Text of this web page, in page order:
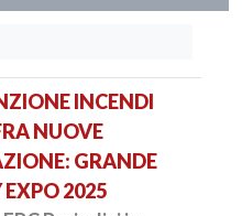
INCENDI
NUOVE
GRANDE
EXPO 2025